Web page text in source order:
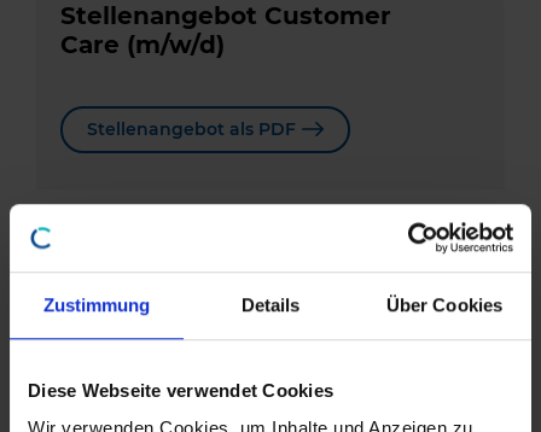
Zustimmung Details Über Cookies
Diese Webseite verwendet Cookies
Stellenangebot Customer
Care (m/w/d)
Stellenangebot als PDF
Stellenangebot Entwicklung
(m/w/d)